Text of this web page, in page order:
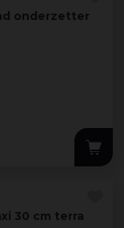
onderzetter
30 cm terra